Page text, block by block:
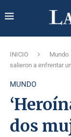
INICIO Mundo
salieron a enfrentar
MUNDO
dos